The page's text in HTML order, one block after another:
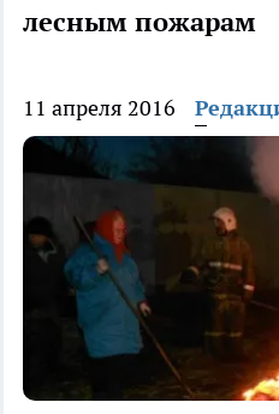
лесным пожарам
11 апреля 2016